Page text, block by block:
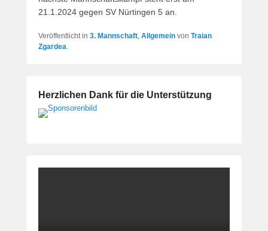
21.1.2024 gegen SV Nürtingen 5 an.
Veröffentlicht in 3. Mannschaft, Allgemein von Traian
Zgardea.
Herzlichen Dank für die Unterstützung